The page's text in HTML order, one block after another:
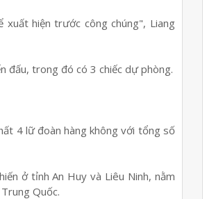
hiện trước công chúng", Liang
đấu, trong đó có 3 chiếc dự phòng.
4 lữ đoàn hàng không với tổng số
ở tỉnh An Huy và Liêu Ninh, nằm
Quốc.